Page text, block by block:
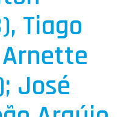
Tiago
José